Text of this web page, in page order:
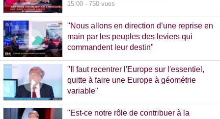
15:00 - 750 vues
"Nous allons en direction d’une reprise en
main par les peuples des leviers qui
commandent leur destin"
"Il faut recentrer l'Europe sur l'essentiel,
quitte à faire une Europe à géométrie
variable"
"Est-ce notre rôle de contribuer à la